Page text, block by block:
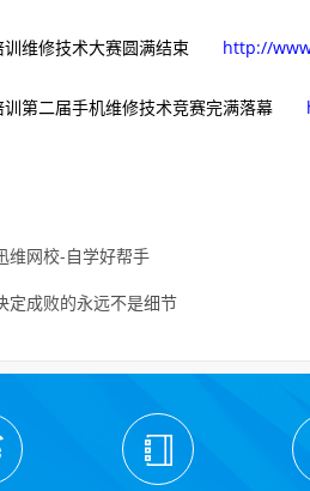
维修技术大赛圆满结束 http://
第二届手机维修技术竞赛完满落幕
维网校-自学好帮手
定成败的永远不是细节